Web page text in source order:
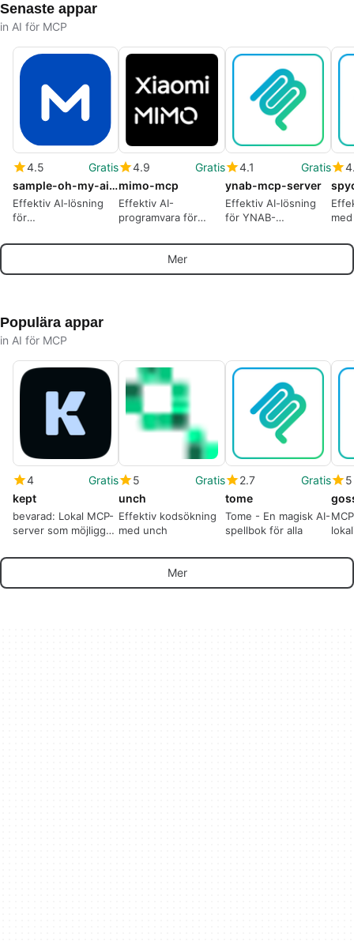
Senaste appar
in AI för MCP
4.5
Gratis
sample-oh-my-aidlcops
Effektiv AI-lösning
för
4.9
Gratis
mimo-mcp
Effektiv AI-
programvara för
4.1
Gratis
ynab-mcp-server
Effektiv AI-lösning
för YNAB-
Mer
Populära appar
in AI för MCP
4
Gratis
kept
bevarad: Lokal MCP-
server som möjliggör
kunskap
5
Gratis
unch
Effektiv kodsökning
med unch
2.7
Gratis
tome
Tome - En magisk AI-
spellbok för alla
5
för
Mer